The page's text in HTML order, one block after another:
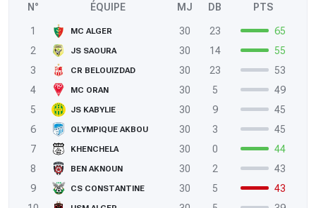
N° ÉQUIPE MJ DB PTS
1 MC ALGER 30 23
65
2
JS SAOURA 30 14
55
3
CR BELOUIZDAD 30 23
53
4
MC ORAN 30 5
49
5
JS KABYLIE 30 9
45
6
OLYMPIQUE AKBOU 30 3
45
7
KHENCHELA 30 0
44
8
BEN AKNOUN 30 2
43
9
CS CONSTANTINE 30 5
43